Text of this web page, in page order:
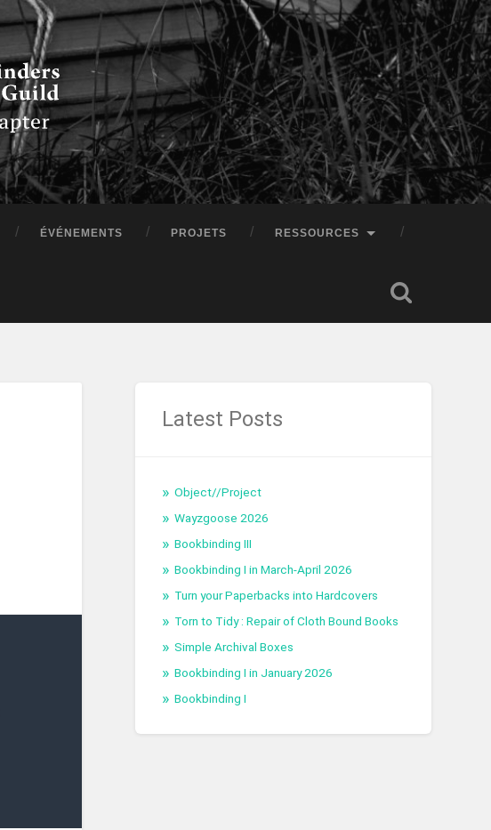
ÉVÉNEMENTS PROJETS RESSOURCES
Latest Posts
Object//Project
Wayzgoose 2026
Bookbinding III
Bookbinding I in March-April 2026
Turn your Paperbacks into Hardcovers
Torn to Tidy : Repair of Cloth Bound Books
Simple Archival Boxes
Bookbinding I in January 2026
Bookbinding I